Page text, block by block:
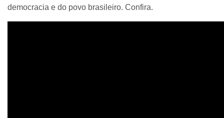
democracia e do povo brasileiro. Confira.